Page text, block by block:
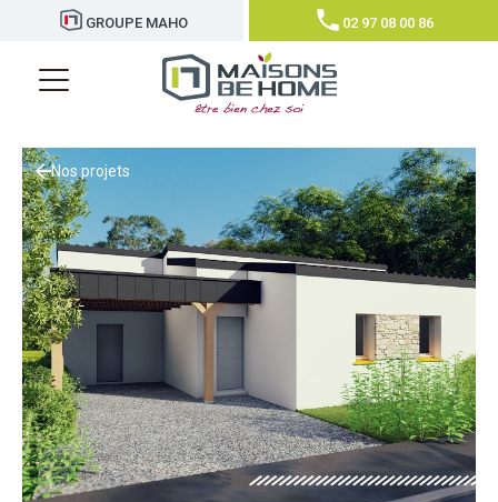
GROUPE MAHO 02 97 08 00 86
Nos projets